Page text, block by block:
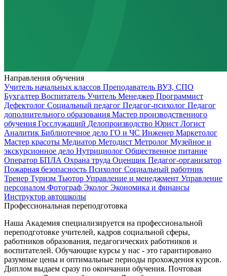
Направления обучения
Учитель начальных классов Преподаватель ВУЗ, СПО
Бухгалтер Воспитатель Учитель Менеджер Программист
Дефектолог Социальный педагог Педагог-психолог Педагог
дополнительного образования Мастер производственного
обучения Госслужащий Делопроизводство Юрист Логист
Аналитик Библиотечное дело ГО и ЧС Инженер Маркетолог
Мастер красоты Медиатор Методист Метролог Музейное и
экскурсионное дело Нутрициолог Общественное питание
Оператор БПЛА Охрана труда Оценщик Педагог-организатор
Пожарная безопасность Психолог Социальный работник
Тренер Туризм Тьютор Управление и менеджмент Управление
персоналом Фотограф Эколог Экономика и финансы
Инструктор автошколы
Профессиональная переподготовка
Наша Академия специализируется на профессиональной
переподготовке учителей, кадров социальной сферы,
работников образования, педагогических работников и
воспитателей. Обучающие курсы у нас - это гарантировано
разумные цены и оптимальные периоды прохождения курсов.
Диплом выдаем сразу по окончании обучения. Почтовая